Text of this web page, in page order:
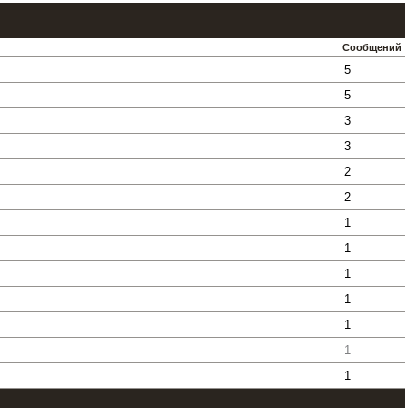
Сообщений
5
5
3
3
2
2
1
1
1
1
1
1
1